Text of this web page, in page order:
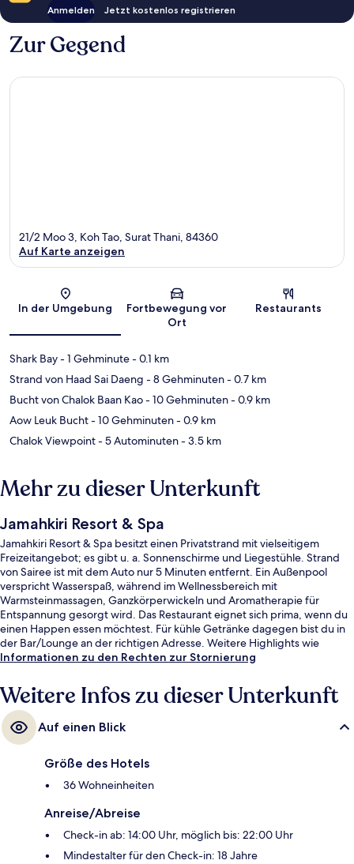
Anmelden Jetzt kostenlos registrieren
Zur Gegend
Karte
21/2 Moo 3, Koh Tao, Surat Thani, 84360
Auf Karte anzeigen
In der Umgebung
Fortbewegung vor
Ort
Restaurants
Shark Bay- 1 Gehminute- 0.1 km
Strand von Haad Sai Daeng - 8 Gehminuten- 0.7 km
Bucht von Chalok Baan Kao- 10 Gehminuten- 0.9 km
Aow Leuk Bucht- 10 Gehminuten- 0.9 km
Chalok Viewpoint- 5 Autominuten- 3.5 km
Mehr zu dieser Unterkunft
Jamahkiri Resort & Spa
Jamahkiri Resort & Spa besitzt einen Privatstrand mit vielseitigem
Freizeitangebot; es gibt u. a. Sonnenschirme und Liegestühle. Strand
von Sairee ist mit dem Auto nur 5 Minuten entfernt. Ein Außenpool
verspricht Wasserspaß, während im Wellnessbereich mit
Warmsteinmassagen, Ganzkörperwickeln und Aromatherapie für
Entspannung gesorgt wird. Das Restaurant eignet sich prima, wenn du
einen Happen essen möchtest. Für kühle Getränke dagegen bist du in
der Bar/Lounge an der richtigen Adresse. Weitere Highlights wie
Jachthafen vor Ort, eine Poolbar und eine Sauna sprechen für dieses
Personal.
Informationen zu den Rechten zur Stornierung
Weitere Infos zu dieser Unterkunft
Auf einen Blick
Größe des Hotels
36 Wohneinheiten
Anreise/Abreise
Check-in ab: 14:00 Uhr, möglich bis: 22:00 Uhr
Mindestalter für den Check-in: 18 Jahre